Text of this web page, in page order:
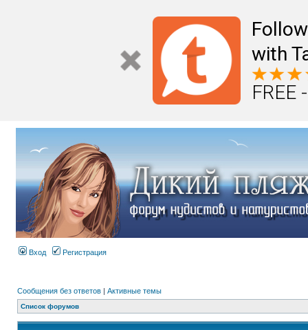
with
FREE
Вход Регистрация
Сообщения без ответов | Активные темы
Список форумов